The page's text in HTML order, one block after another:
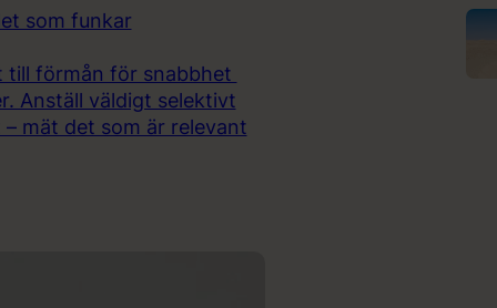
som funkar
till förmån för snabbhet
Anställ väldigt selektivt
mät det som är relevant